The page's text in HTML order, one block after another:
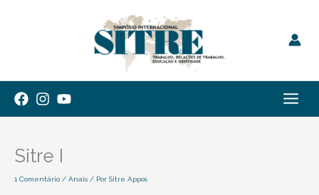
Sitre I
1 Comentário / Anais / Por Sitre Appos